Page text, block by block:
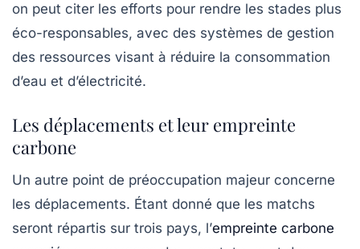
on peut citer les efforts pour rendre les stades plus
éco-responsables, avec des systèmes de gestion
des ressources visant à réduire la consommation
d’eau et d’électricité.
Les déplacements et leur empreinte
carbone
Un autre point de préoccupation majeur concerne
les déplacements. Étant donné que les matchs
seront répartis sur trois pays, l’empreinte carbone